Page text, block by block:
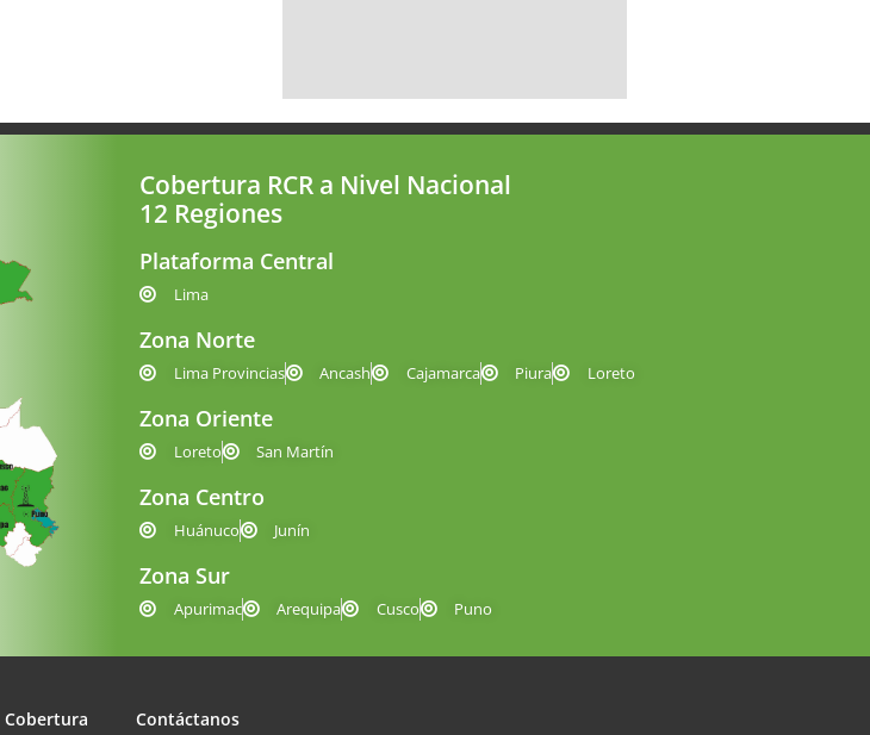
Cobertura RCR a Nivel Nacional
12 Regiones
Plataforma Central
Lima
Zona Norte
Lima Provincias Ancash Cajamarca Piura Loreto
Zona Oriente
Loreto San Martín
Zona Centro
Huánuco Junín
Zona Sur
Apurimac Arequipa Cusco Puno
Cobertura Contáctanos